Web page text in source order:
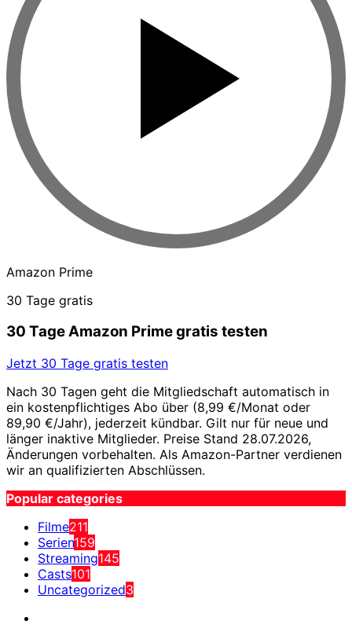
Amazon Prime
30 Tage gratis
30 Tage Amazon Prime gratis testen
Jetzt 30 Tage gratis testen
Nach 30 Tagen geht die Mitgliedschaft automatisch in
ein kostenpflichtiges Abo über (8,99 €/Monat oder
89,90 €/Jahr), jederzeit kündbar. Gilt nur für neue und
länger inaktive Mitglieder. Preise Stand 28.07.2026,
Änderungen vorbehalten. Als Amazon-Partner verdienen
wir an qualifizierten Abschlüssen.
Popular categories
Filme211
Serien159
Streaming145
Casts101
Uncategorized3